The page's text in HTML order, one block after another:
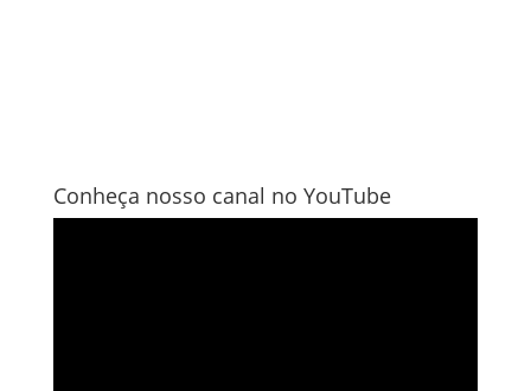
Conheça nosso canal no YouTube